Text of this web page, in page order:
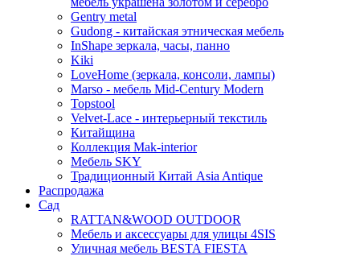
Gentry metal
Gudong - китайская этническая мебель
InShape зеркала, часы, панно
Kiki
LoveHome (зеркала, консоли, лампы)
Marso - мебель Mid-Century Modern
Topstool
Velvet-Lace - интерьерный текстиль
Китайщина
Коллекция Mak-interior
Мебель SKY
Традиционный Китай Asia Antique
Распродажа
Сад
RATTAN&WOOD OUTDOOR
Мебель и аксессуары для улицы 4SIS
Уличная мебель BESTA FIESTA